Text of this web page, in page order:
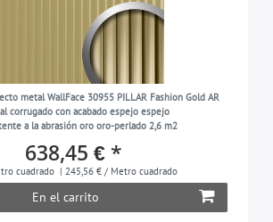
metal WallFace 30955 PILLAR Fashion Gold AR
corrugado con acabado espejo espejo
a la abrasión oro oro-perlado 2,6 m2
638,45 € *
cuadrado | 245,56 € / Metro cuadrado
En el carrito